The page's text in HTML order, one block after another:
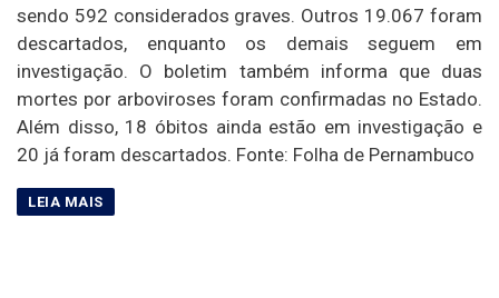
sendo 592 considerados graves. Outros 19.067 foram
descartados, enquanto os demais seguem em
investigação. O boletim também informa que duas
mortes por arboviroses foram confirmadas no Estado.
Além disso, 18 óbitos ainda estão em investigação e
20 já foram descartados. Fonte: Folha de Pernambuco